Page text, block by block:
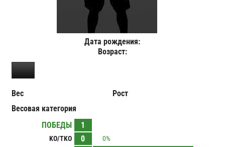
Дата рождения:
Возраст:
Вес
Рост
Весовая категория
ПОБЕДЫ
1
KO/TKO 0
0%